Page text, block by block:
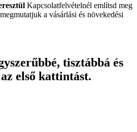
Kapcsolatfelvételnél említsd meg
a vásárlási és növekedési
tisztábbá és
első kattintást.